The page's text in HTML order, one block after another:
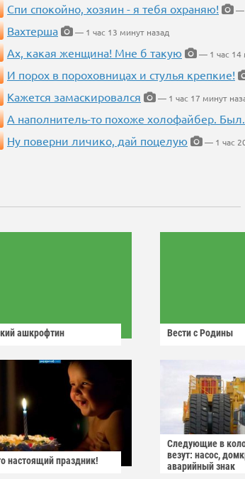
Спи спокойно, хозяин - я тебя охраняю!
—
Вахтерша
— 1 час 13 минут назад
Ах, какая женщина! Мне б такую
— 1 час 14
И порох в пороховницах и стулья крепкие!
Кажется замаскировался
— 1 час 17 минут
А наполнитель-то похоже холофайбер.
Ну поверни личико, дай поцелую — 1 час
ашкрофтин Вести с Родины
настоящий праздник!
Следующие в
везут: насос,
аварийный знак